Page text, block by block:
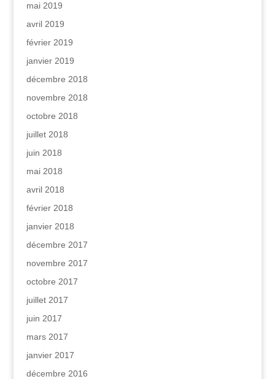
mai 2019
avril 2019
février 2019
janvier 2019
décembre 2018
novembre 2018
octobre 2018
juillet 2018
juin 2018
mai 2018
avril 2018
février 2018
janvier 2018
décembre 2017
novembre 2017
octobre 2017
juillet 2017
juin 2017
mars 2017
janvier 2017
décembre 2016